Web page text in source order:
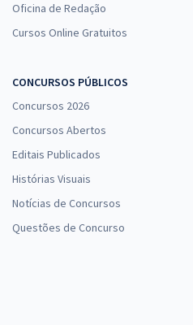
Oficina de Redação
Cursos Online Gratuitos
CONCURSOS PÚBLICOS
Concursos 2026
Concursos Abertos
Editais Publicados
Histórias Visuais
Notícias de Concursos
Questões de Concurso